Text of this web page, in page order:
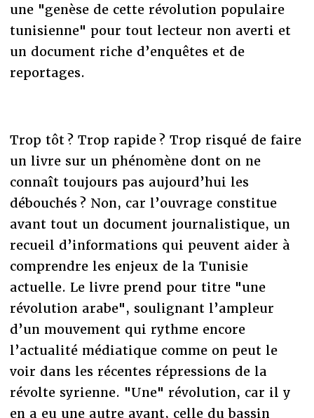
une "genèse de cette révolution populaire
tunisienne" pour tout lecteur non averti et
un document riche d’enquêtes et de
reportages.
Trop tôt ? Trop rapide ? Trop risqué de faire
un livre sur un phénomène dont on ne
connaît toujours pas aujourd’hui les
débouchés ? Non, car l’ouvrage constitue
avant tout un document journalistique, un
recueil d’informations qui peuvent aider à
comprendre les enjeux de la Tunisie
actuelle. Le livre prend pour titre "une
révolution arabe", soulignant l’ampleur
d’un mouvement qui rythme encore
l’actualité médiatique comme on peut le
voir dans les récentes répressions de la
révolte syrienne. "Une" révolution, car il y
en a eu une autre avant, celle du bassin